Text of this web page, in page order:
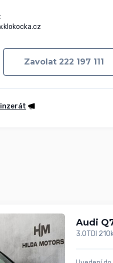
Zavolat 222 197 111
Audi
3.0TDI